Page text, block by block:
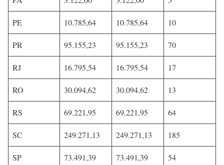
PE 10.785,64 10.785,64 10
PR 95.155,23 95.155,23 70
RJ 16.795,54 16.795,54 17
RO 30.094,62 30.094,62 13
RS 69.221,95 69.221,95 64
SC 249.271,13 249.271,13 185
SP 73.491,39 73.491,39 54